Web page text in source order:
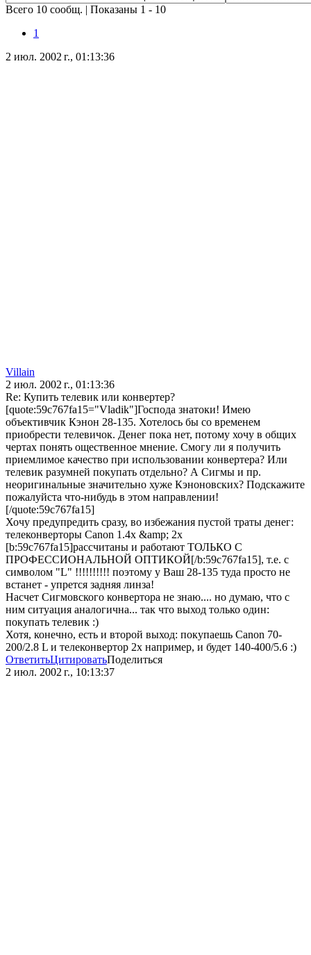
Всего 10 сообщ. | Показаны 1 - 10
1
2 июл. 2002 г., 01:13:36
Villain
2 июл. 2002 г., 01:13:36
Re: Купить телевик или конвертер?
[quote:59c767fa15="Vladik"]Господа знатоки! Имею
объективчик Кэнон 28-135. Хотелось бы со временем
приобрести телевичок. Денег пока нет, потому хочу в общих
чертах понять ощественное мнение. Смогу ли я получить
приемлимое качество при использовании конвертера? Или
телевик разумней покупать отдельно? А Сигмы и пр.
неоригинальные значительно хуже Кэноновских? Подскажите
пожалуйста что-нибудь в этом направлении!
[/quote:59c767fa15]
Хочу предупредить сразу, во избежания пустой траты денег:
телеконверторы Canon 1.4x &amp; 2x
[b:59c767fa15]рассчитаны и работают ТОЛЬКО С
ПРОФЕССИОНАЛЬНОЙ ОПТИКОЙ[/b:59c767fa15], т.е. с
символом "L" !!!!!!!!!! поэтому у Ваш 28-135 туда просто не
встанет - упрется задняя линза!
Насчет Сигмовского конвертора не знаю.... но думаю, что с
ним ситуация аналогична... так что выход только один:
покупать телевик :)
Хотя, конечно, есть и второй выход: покупаешь Canon 70-
200/2.8 L и телеконвертор 2х например, и будет 140-400/5.6 :)
ОтветитьЦитироватьПоделиться
2 июл. 2002 г., 10:13:37